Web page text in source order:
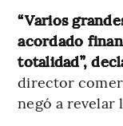
“Varios
acordado
totalidad”,
director
negó a revelar